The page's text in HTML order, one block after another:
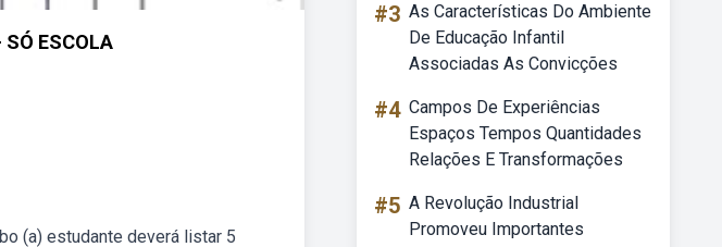
ESCOLA
(a) estudante deverá listar 5
#3 As Características Do Ambiente
De Educação Infantil
Associadas As Convicções
#4 Campos De Experiências
Espaços Tempos Quantidades
Relações E Transformações
#5 A Revolução Industrial
Promoveu Importantes